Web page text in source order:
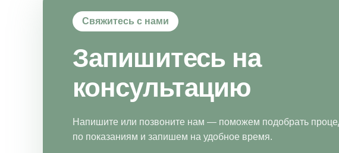
Свяжитесь с нами
Запишитесь на
консультацию
Напишите или позвоните нам — поможем подобрать
по показаниям и запишем на удобное время.